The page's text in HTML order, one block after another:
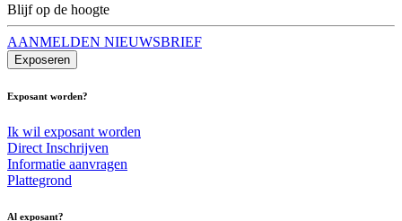
Blijf op de hoogte
AANMELDEN NIEUWSBRIEF
Exposeren
Exposant worden?
Ik wil exposant worden
Direct Inschrijven
Informatie aanvragen
Plattegrond
Al exposant?